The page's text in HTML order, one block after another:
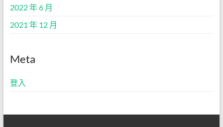
2022 年 6 月
2021 年 12 月
Meta
登入